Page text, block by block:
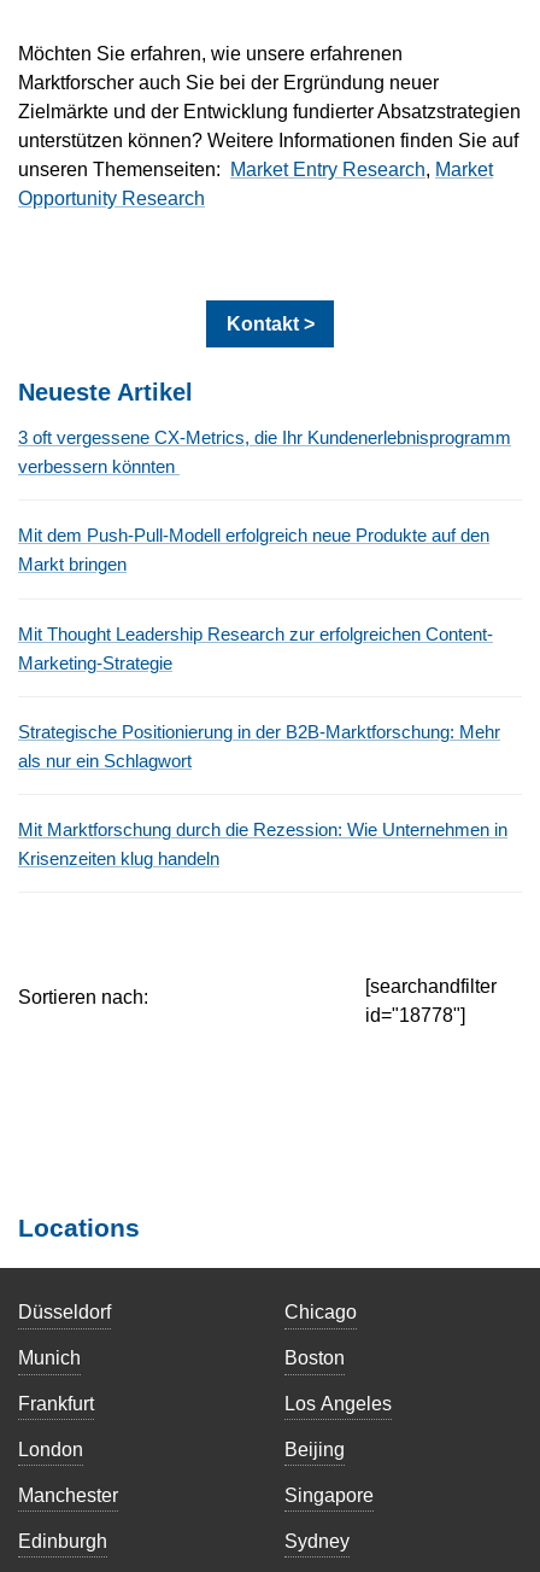
Möchten Sie erfahren, wie unsere erfahrenen
Marktforscher auch Sie bei der Ergründung neuer
Zielmärkte und der Entwicklung fundierter Absatzstrategien
unterstützen können? Weitere Informationen finden Sie auf
unseren Themenseiten:
Market Entry Research, Market
Opportunity Research
Kontakt >
Neueste Artikel
3 oft vergessene CX-Metrics, die Ihr Kundenerlebnisprogramm
verbessern könnten
Mit dem Push-Pull-Modell erfolgreich neue Produkte auf den
Markt bringen
Mit Thought Leadership Research zur erfolgreichen Content-
Marketing-Strategie
Strategische Positionierung in der B2B-Marktforschung: Mehr
als nur ein Schlagwort
Mit Marktforschung durch die Rezession: Wie Unternehmen in
Krisenzeiten klug handeln
Sortieren nach:
[searchandfilter
id="18778"]
Locations
Düsseldorf
Munich
Frankfurt
London
Manchester
Edinburgh
Chicago
Boston
Los Angeles
Beijing
Singapore
Sydney